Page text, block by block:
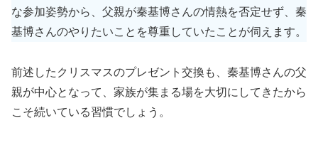
な参加姿勢から、父親が秦基博さんの情熱を否定せず、秦
基博さんのやりたいことを尊重していたことが伺えます。
前述したクリスマスのプレゼント交換も、秦基博さんの父
親が中心となって、家族が集まる場を大切にしてきたから
こそ続いている習慣でしょう。